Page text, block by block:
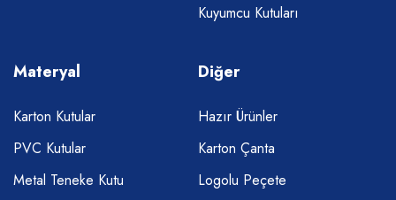
Kuyumcu Kutuları
Materyal
Karton Kutular
PVC Kutular
Metal Teneke Kutu
Diğer
Hazır Ürünler
Karton Çanta
Logolu Peçete